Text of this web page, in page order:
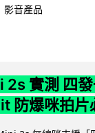
影音產品
實測 四
防爆咪拍片